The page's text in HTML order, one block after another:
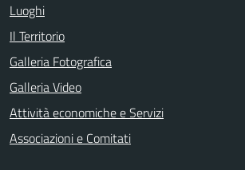
Luoghi
Il Territorio
Galleria Fotografica
Galleria Video
Attività economiche e Servizi
Associazioni e Comitati